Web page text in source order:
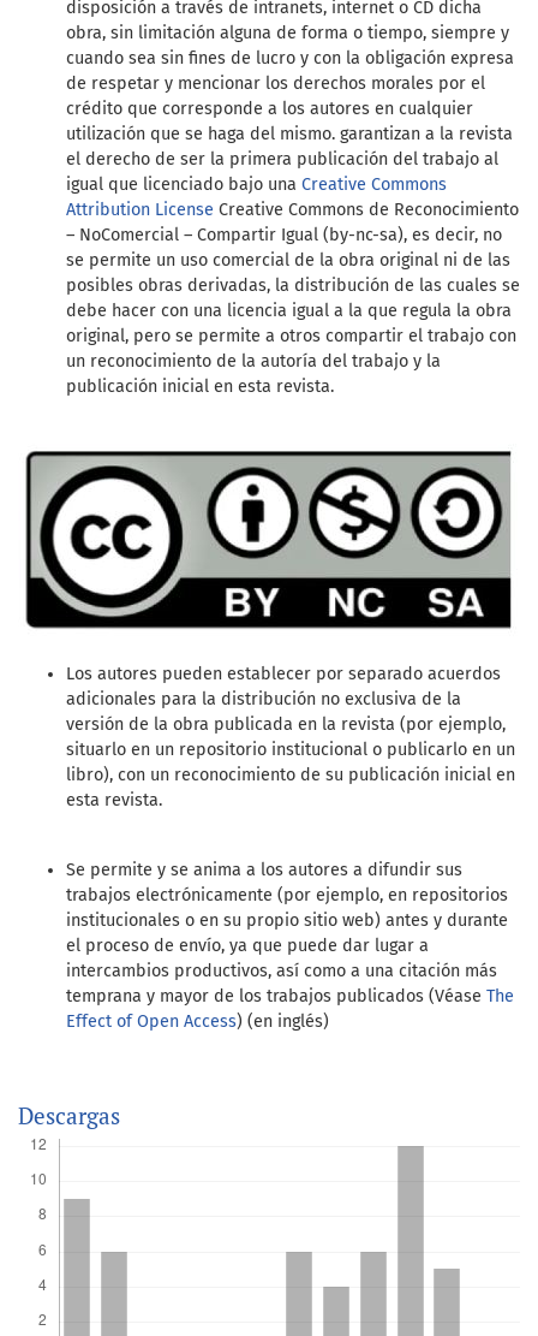
disposición a través de intranets, internet o CD dicha
obra, sin limitación alguna de forma o tiempo, siempre y
cuando sea sin fines de lucro y con la obligación expresa
de respetar y mencionar los derechos morales por el
crédito que corresponde a los autores en cualquier
utilización que se haga del mismo. garantizan a la revista
el derecho de ser la primera publicación del trabajo al
igual que licenciado bajo una Creative Commons
Attribution License Creative Commons de Reconocimiento
– NoComercial – Compartir Igual (by-nc-sa), es decir, no
se permite un uso comercial de la obra original ni de las
posibles obras derivadas, la distribución de las cuales se
debe hacer con una licencia igual a la que regula la obra
original, pero se permite a otros compartir el trabajo con
un reconocimiento de la autoría del trabajo y la
publicación inicial en esta revista.
Los autores pueden establecer por separado acuerdos
adicionales para la distribución no exclusiva de la
versión de la obra publicada en la revista (por ejemplo,
situarlo en un repositorio institucional o publicarlo en un
libro), con un reconocimiento de su publicación inicial en
esta revista.
Se permite y se anima a los autores a difundir sus
trabajos electrónicamente (por ejemplo, en repositorios
institucionales o en su propio sitio web) antes y durante
el proceso de envío, ya que puede dar lugar a
intercambios productivos, así como a una citación más
temprana y mayor de los trabajos publicados (Véase The
Effect of Open Access) (en inglés)
Descargas